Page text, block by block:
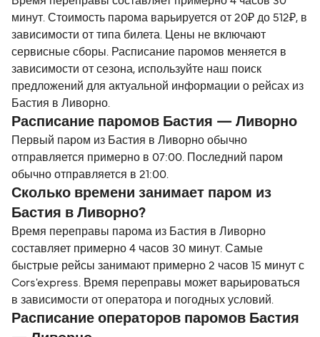
минут. Стоимость парома варьируется от 20₽ до 512₽, в
зависимости от типа билета. Цены не включают
сервисные сборы. Расписание паромов меняется в
зависимости от сезона, используйте наш поиск
предложений для актуальной информации о рейсах из
Бастия в Ливорно.
Расписание паромов Бастия — Ливорно
Первый паром из Бастия в Ливорно обычно
отправляется примерно в 07:00. Последний паром
обычно отправляется в 21:00.
Сколько времени занимает паром из
Бастия в Ливорно?
Время переправы парома из Бастия в Ливорно
составляет примерно 4 часов 30 минут. Самые
быстрые рейсы занимают примерно 2 часов 15 минут с
Cors'express. Время переправы может варьироваться
в зависимости от оператора и погодных условий.
Расписание операторов паромов Бастия